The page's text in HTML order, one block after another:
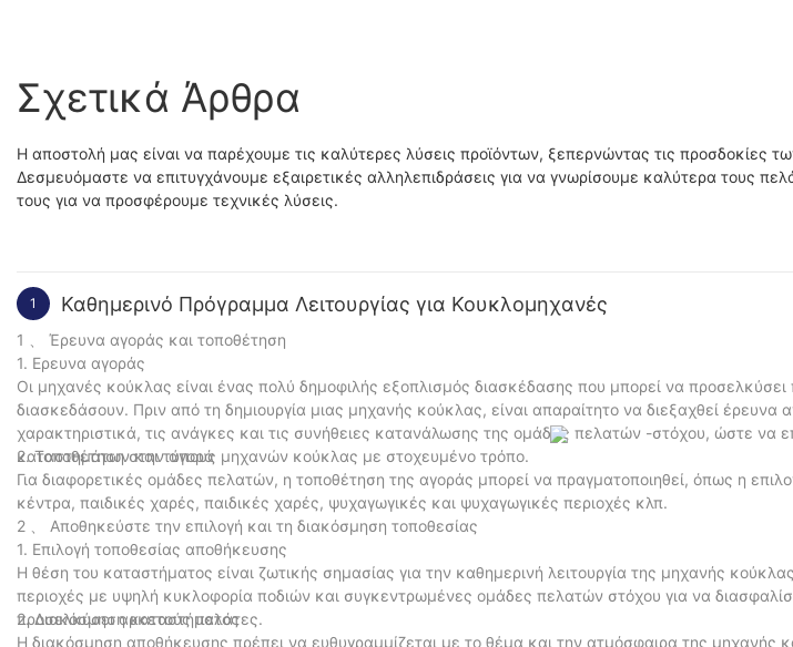
Σχετικά Άρθρα
Η αποστολή μας είναι να παρέχουμε τις καλύτερες λύσεις προϊόντων, ξεπερνώντας τις προσδοκίες
Δεσμευόμαστε να επιτυγχάνουμε εξαιρετικές αλληλεπιδράσεις για να γνωρίσουμε καλύτερα τους
τους για να προσφέρουμε τεχνικές λύσεις.
1 Καθημερινό Πρόγραμμα Λειτουργίας για Κουκλομηχανές
1 、 Έρευνα αγοράς και τοποθέτηση
1. Ερευνα αγοράς
Οι μηχανές κούκλας είναι ένας πολύ δημοφιλής εξοπλισμός διασκέδασης που μπορεί να
διασκεδάσουν. Πριν από τη δημιουργία μιας μηχανής κούκλας, είναι απαραίτητο να διεξαχθεί έρευνα
χαρακτηριστικά, τις ανάγκες και τις συνήθειες κατανάλωσης της ομάδας πελατών -στόχου, ώστε να
καταστημάτων και τύπους μηχανών κούκλας με στοχευμένο τρόπο.
2. Τοποθέτηση στην αγορά
Για διαφορετικές ομάδες πελατών, η τοποθέτηση της αγοράς μπορεί να πραγματοποιηθεί, όπως η
κέντρα, παιδικές χαρές, παιδικές χαρές, ψυχαγωγικές και ψυχαγωγικές περιοχές κλπ.
2 、 Αποθηκεύστε την επιλογή και τη διακόσμηση τοποθεσίας
1. Επιλογή τοποθεσίας αποθήκευσης
Η θέση του καταστήματος είναι ζωτικής σημασίας για την καθημερινή λειτουργία της μηχανής
περιοχές με υψηλή κυκλοφορία ποδιών και συγκεντρωμένες ομάδες πελατών στόχου για να
προσελκύσει αρκετούς πελάτες.
2. Διακόσμηση καταστήματος
Η διακόσμηση αποθήκευσης πρέπει να ευθυγραμμίζεται με το θέμα και την ατμόσφαιρα της μηχανής